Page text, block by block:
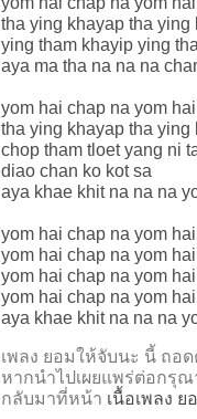
tha ying khayap tha
ying tham khayip ying
aya ma tha na na na
yom hai chap na yom
tha ying khayap tha
chop tham tloet yang ni
diao chan ko kot sa
aya khae khit na na na
yom hai chap na yom
yom hai chap na yom
yom hai chap na yom
yom hai chap na yom
aya khae khit na na na
เพลง ยอมให้จับนะ นี้ ถอ
หากนำไปเผยแพร่ต่อกรุ
กลับมาที่หน้า เนื้อเพลง ย